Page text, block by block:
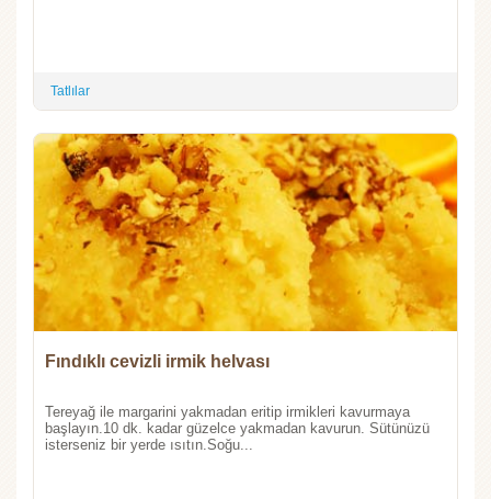
Tatlılar
Fındıklı cevizli irmik helvası
Tereyağ ile margarini yakmadan eritip irmikleri kavurmaya
başlayın.10 dk. kadar güzelce yakmadan kavurun. Sütünüzü
isterseniz bir yerde ısıtın.Soğu...